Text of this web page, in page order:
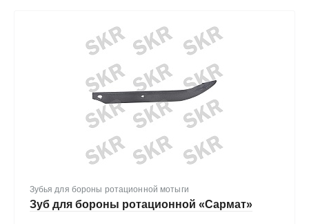
Зубья для бороны ротационной мотыги
Зуб для бороны ротационной «Сармат»